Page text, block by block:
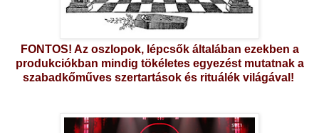
FONTOS! Az oszlopok, lépcsők általában ezekben a
produkciókban mindig tökéletes egyezést mutatnak a
szabadkőműves szertartások és rituálék világával!